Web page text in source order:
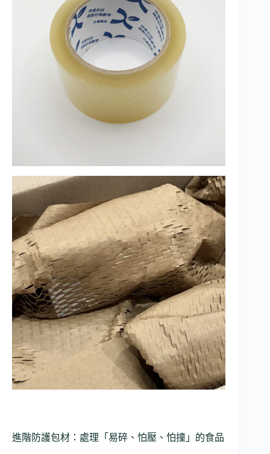
進階防護包材：處理「易碎、怕壓、怕撞」的食品